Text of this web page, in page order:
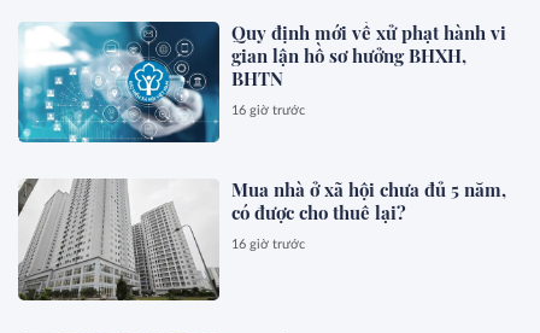
Quy định mới về xử phạt hành vi
gian lận hồ sơ hưởng BHXH,
BHTN
16 giờ trước
Mua nhà ở xã hội chưa đủ 5 năm,
có được cho thuê lại?
16 giờ trước